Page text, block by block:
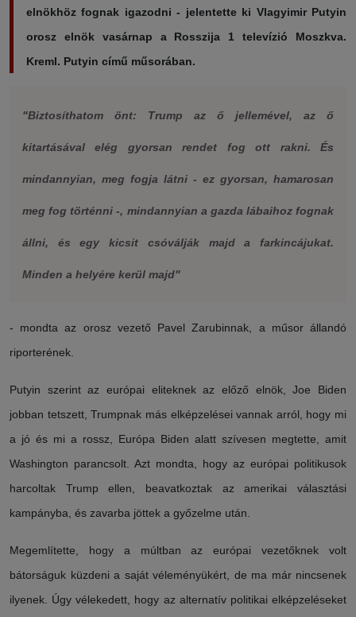
elnökhöz fognak igazodni - jelentette ki Vlagyimir Putyin
orosz elnök vasárnap a Rosszija 1 televízió Moszkva.
Kreml. Putyin című műsorában.
"Biztosíthatom önt: Trump az ő jellemével, az ő
kitartásával elég gyorsan rendet fog ott rakni. És
mindannyian, meg fogja látni - ez gyorsan, hamarosan
meg fog történni -, mindannyian a gazda lábaihoz fognak
állni, és egy kicsit csóválják majd a farkincájukat.
Minden a helyére kerül majd"
- mondta az orosz vezető Pavel Zarubinnak, a műsor állandó
riporterének.
Putyin szerint az európai eliteknek az előző elnök, Joe Biden
jobban tetszett, Trumpnak más elképzelései vannak arról, hogy mi
a jó és mi a rossz, Európa Biden alatt szívesen megtette, amit
Washington parancsolt. Azt mondta, hogy az európai politikusok
harcoltak Trump ellen, beavatkoztak az amerikai választási
kampányba, és zavarba jöttek a győzelme után.
Megemlítette, hogy a múltban az európai vezetőknek volt
bátorságuk küzdeni a saját véleményükért, de ma már nincsenek
ilyenek. Úgy vélekedett, hogy az alternatív politikai elképzeléseket